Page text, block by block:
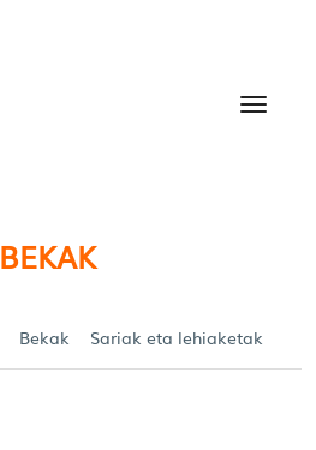
BEKAK
Bekak Sariak eta lehiaketak